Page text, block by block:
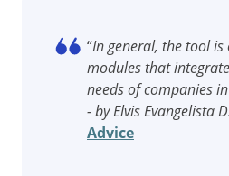
FDA 21 CFR Part 11
FDA 21 CFR Part 820
Pack Heures de Service
Conseil et Mise en œuvre
“In general, the tool
modules that
needs of companies
- by Elvis Evangelista
Advice